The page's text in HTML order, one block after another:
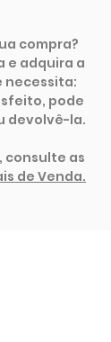
compra?
e adquira a
necessita:
pode
devolvê-la.
consulte as
de Venda.